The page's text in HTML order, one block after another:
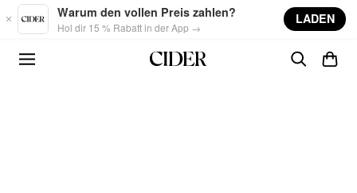
Skip to main content
Warum den vollen Preis zahlen?
Hol dir 15 % Rabatt in der App →
LADEN